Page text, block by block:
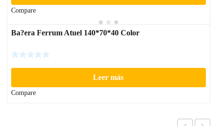
Compare
Ba?era Ferrum Atuel 140*70*40 Color
Leer más
Compare